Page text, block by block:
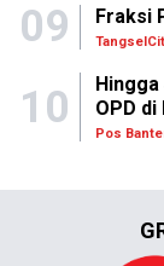
09 Fraksi
10
OPD
Pos